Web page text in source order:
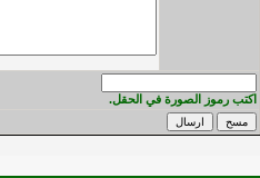
اكتب رموز الصورة في الحقل.